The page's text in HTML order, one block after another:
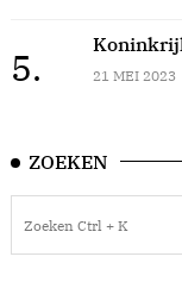
5. 21 MEI 2023
ZOEKEN